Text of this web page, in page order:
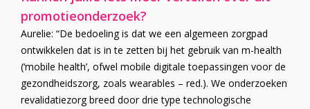
promotieonderzoek?
Aurelie: “De bedoeling is dat we een algemeen zorgpad
ontwikkelen dat is in te zetten bij het gebruik van m-health
(‘mobile health’, ofwel mobile digitale toepassingen voor de
gezondheidszorg, zoals wearables – red.). We onderzoeken
revalidatiezorg breed door drie type technologische